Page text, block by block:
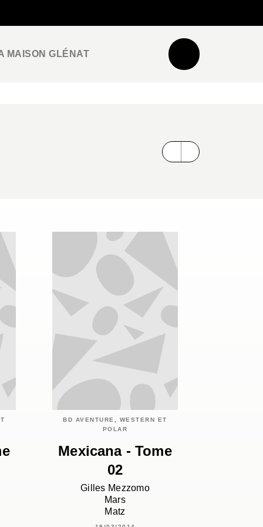
MAISON GLÉNAT
BD AVENTURE, WESTERN ET
POLAR
Mexicana - Tome
02
Gilles Mezzomo
Mars
Matz